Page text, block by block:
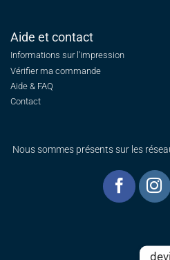
Aide et contact
Informations sur l'impression
Vérifier ma commande
Aide & FAQ
Contact
Nous sommes présents sur les